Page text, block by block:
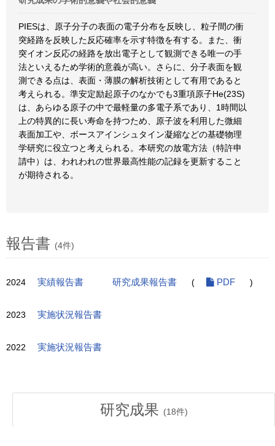
PIESは、原子分子の表面の電子分布を反映し、粒子間の衝
突経路を反映した反応確率を示す特徴を有する。また、衝
突イオン反応の経路を放出電子として観測できる唯一の手
法といえるため学術的意義が高い。さらに、分子表面を観
測できる点は、表面・薄膜の解析技術として有用であると
考えられる。準安定励起原子のなかでも3重項原子He(23S)
は、あらゆる原子の中で最軽量の多電子系であり、1時間以
上の特異的に長い寿命を持つため、原子波を利用した微細
表面加工や、ボースアインシュタイン凝縮などの基礎物理
学研究に役立つと考えられる。本研究の放電方法（特許申
請中）は、われわれの世界最高性能の記録を更新すること
が期待される。
報告書 (4件)
2024 実績報告書 研究成果報告書 ( PDF )
2023 実施状況報告書
2022 実施状況報告書
研究成果 (18件)